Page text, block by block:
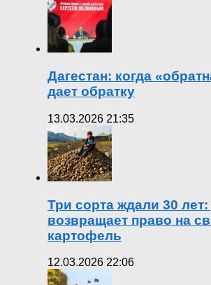
Дагестан: когда
дает обратку
13.03.2026 21:35
Три сорта ждали 30 лет:
возвращает право на
картофель
12.03.2026 22:06